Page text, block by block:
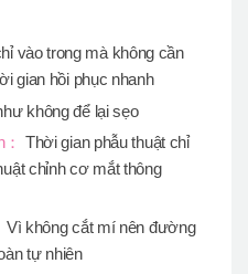
vào trong mà không cần
gian hồi phục nhanh
không để lại sẹo
Thời gian phẫu thuật chỉ
chỉnh cơ mắt thông
Vì không cắt mí nên đường
tự nhiên